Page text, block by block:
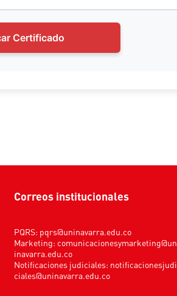
Certificado
Correos institucionales
PQRS: pqrs@uninavarra.edu.co
Marketing: comunicacionesymarketing@un
inavarra.edu.co
Notificaciones judiciales: notificacionesjudi
ciales@uninavarra.edu.co